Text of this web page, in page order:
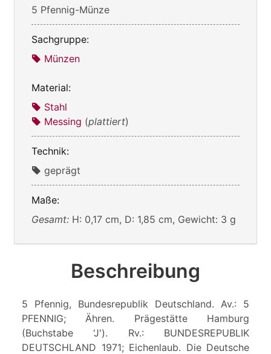
5 Pfennig-Münze
Sachgruppe:
Münzen
Material:
Stahl
Messing (plattiert)
Technik:
geprägt
Maße:
Gesamt: H: 0,17 cm, D: 1,85 cm, Gewicht: 3 g
Beschreibung
5 Pfennig, Bundesrepublik Deutschland. Av.: 5
PFENNIG; Ähren. Prägestätte Hamburg
(Buchstabe 'J'). Rv.: BUNDESREPUBLIK
DEUTSCHLAND 1971; Eichenlaub. Die Deutsche